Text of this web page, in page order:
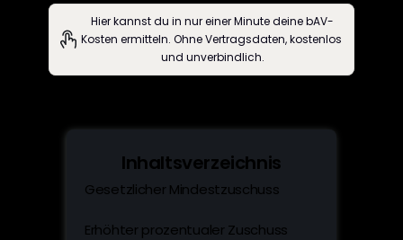
Hier kannst du in nur einer Minute deine bAV-
Kosten ermitteln. Ohne Vertragsdaten, kostenlos
und unverbindlich.
Inhaltsverzeichnis
Gesetzlicher Mindestzuschuss
Erhöhter prozentualer Zuschuss